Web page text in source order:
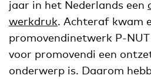
jaar in het Nederlands een
werkdruk. Achteraf kwam
promovendinetwerk P-
voor promovendi een
onderwerp is. Daarom